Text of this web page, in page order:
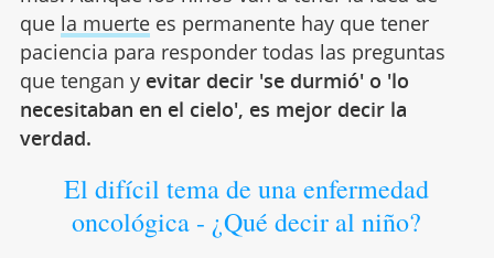
que la muertees permanente hay que tener
paciencia para responder todas las preguntas
que tengan y evitar decir 'se durmió' o 'lo
necesitaban en el cielo', es mejor decir la
verdad.
El difícil tema de una enfermedad
oncológica - ¿Qué decir al niño?